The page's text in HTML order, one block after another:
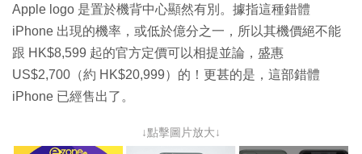
Apple logo 是置於機背中心顯然有別。據指這種錯體
iPhone 出現的機率，或低於億分之一，所以其機價絕不能
跟 HK$8,599 起的官方定價可以相提並論，盛惠
US$2,700（約 HK$20,999）的！更甚的是，這部錯體
iPhone 已經售出了。
↓點擊圖片放大↓